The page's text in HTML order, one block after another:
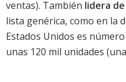
ventas). También lidera de
lista genérica, como en la
Estados Unidos es
unas 120 mil unidades